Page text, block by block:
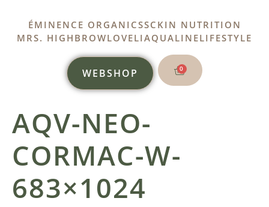
ÉMINENCE ORGANICSSCKIN NUTRITION
MRS. HIGHBROWLOVELIAQUALINELIFESTYLE
WEBSHOP 0
AQV-NEO-
CORMAC-W-
683×1024